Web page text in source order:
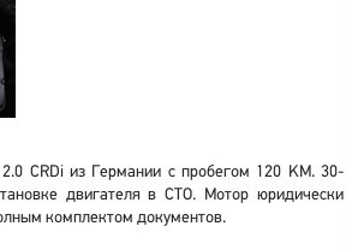
CRDi из Германии с пробегом 120 KM. 30-
двигателя в СТО. Мотор юридически
комплектом документов.